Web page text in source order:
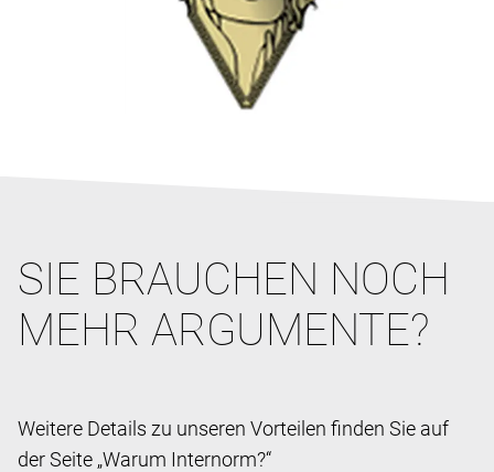
SIE BRAUCHEN NOCH
MEHR ARGUMENTE?
Weitere Details zu unseren Vorteilen finden Sie auf
der Seite „Warum Internorm?“